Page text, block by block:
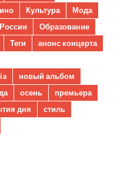
Культура
Мода
Образование
Теги
анонс концерта
новый альбом
осень
премьера
дня
стиль